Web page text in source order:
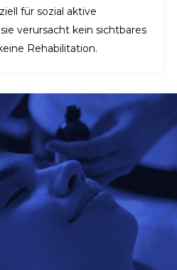
für sozial aktive
verursacht kein sichtbares
Rehabilitation.